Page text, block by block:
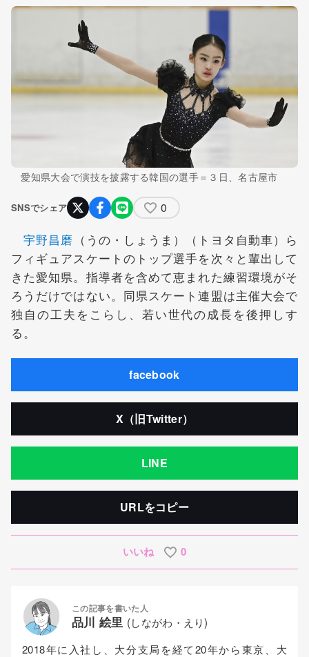
愛知県大会で演技を披露する韓国の選手＝３日、名古屋市
SNSでシェア 0
宇野昌磨 （うの・しょうま）（トヨタ自動車）ら
フィギュアスケートのトップ選手を次々と輩出して
きた愛知県。指導者を含めて恵まれた練習環境がそ
ろうだけではない。同県スケート連盟は主催大会で
独自の工夫をこらし、若い世代の成長を後押しす
る。
facebook
X（旧Twitter）
LINE
URLをコピー
いいね 0
この記事を書いた人
品川 絵里 (しながわ・えり)
2018年に入社し、大分支局を経て20年から東京、大